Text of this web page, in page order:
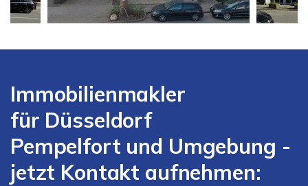
Immobilienmakler
für Düsseldorf
Pempelfort und Umgebung -
jetzt Kontakt aufnehmen: